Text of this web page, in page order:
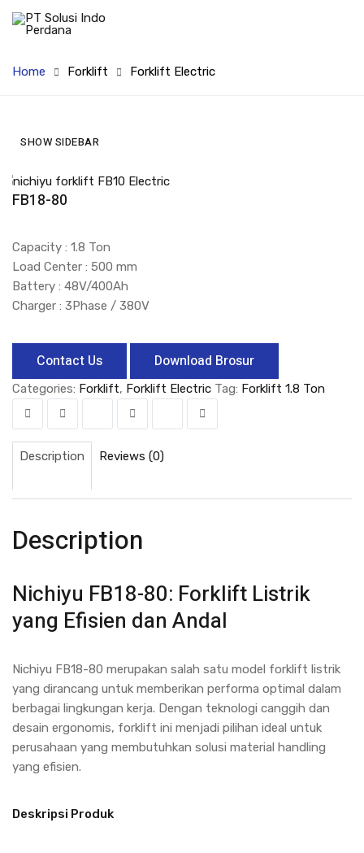
Home Forklift Forklift Electric
SHOW SIDEBAR
FB18-80
Capacity : 1.8 Ton
Load Center : 500 mm
Battery : 48V/400Ah
Charger : 3Phase / 380V
Contact Us Download Brosur
Categories: Forklift, Forklift Electric Tag: Forklift 1.8 Ton
Description Reviews (0)
Description
Nichiyu FB18-80: Forklift Listrik
yang Efisien dan Andal
Nichiyu FB18-80 merupakan salah satu model forklift listrik
yang dirancang untuk memberikan performa optimal dalam
berbagai lingkungan kerja. Dengan teknologi canggih dan
desain ergonomis, forklift ini menjadi pilihan ideal untuk
perusahaan yang membutuhkan solusi material handling
yang efisien.
Deskripsi Produk